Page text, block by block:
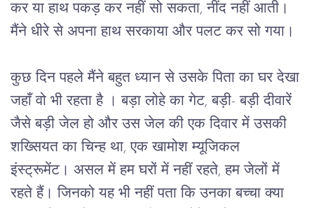
कर या हाथ पकड़ कर नहीं सो सकता, नींद नहीं आती।
मैंने धीरे से अपना हाथ सरकाया और पलट कर सो गया।
कुछ दिन पहले मैंने बहुत ध्यान से उसके पिता का घर देखा
जहाँ वो भी रहता है । बड़ा लोहे का गेट, बड़ी- बड़ी दीवारें
जैसे बड़ी जेल हो और उस जेल की एक दिवार में उसकी
शख्सियत का चिन्ह था, एक खामोश म्यूजिकल
इंस्ट्रूमेंट। असल में हम घरों में नहीं रहते, हम जेलों में
रहते हैं। जिनको यह भी नहीं पता कि उनका बच्चा क्या